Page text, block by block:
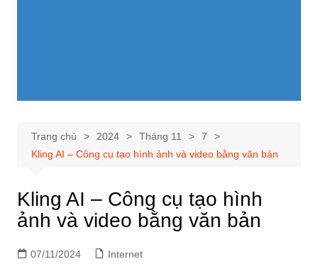
Trang chủ 2024 Tháng 11
7
Kling AI – Công cụ tạo hình ảnh và video bằng văn bản
Kling AI – Công cụ tạo hình
ảnh và video bằng văn bản
07/11/2024 Internet